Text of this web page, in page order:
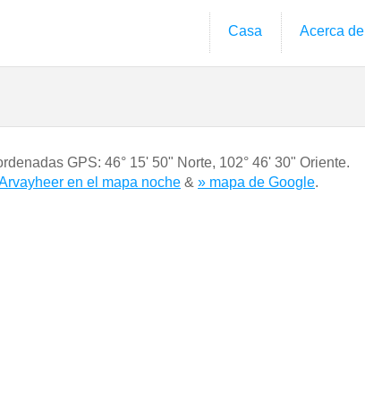
Casa Acerca de
GPS: 46° 15' 50" Norte, 102° 46' 30" Oriente.
en el mapa noche & » mapa de Google.